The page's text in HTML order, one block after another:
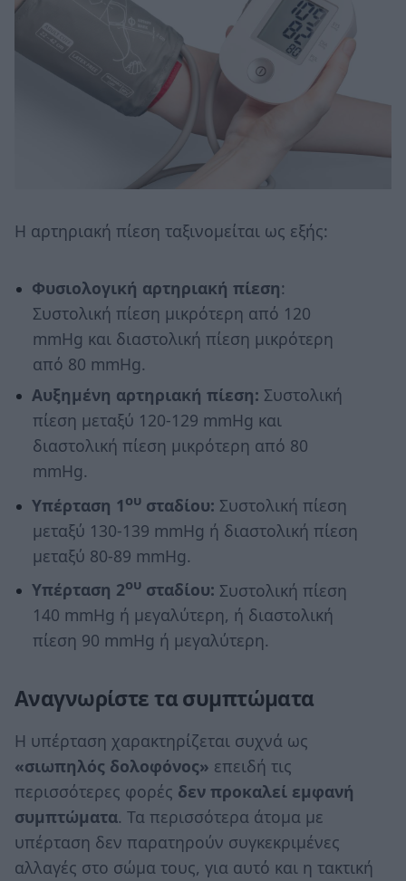
Η αρτηριακή πίεση ταξινομείται ως εξής:
Φυσιολογική αρτηριακή πίεση:
Συστολική πίεση μικρότερη από 120
mmHg και διαστολική πίεση μικρότερη
από 80 mmHg.
Αυξημένη αρτηριακή πίεση: Συστολική
πίεση μεταξύ 120-129 mmHg και
διαστολική πίεση μικρότερη από 80
mmHg.
Υπέρταση 1 ουσταδίου: Συστολική πίεση
μεταξύ 130-139 mmHg ή διαστολική πίεση
μεταξύ 80-89 mmHg.
Υπέρταση 2ουσταδίου: Συστολική πίεση
140 mmHg ή μεγαλύτερη, ή διαστολική
πίεση 90 mmHg ή μεγαλύτερη.
Αναγνωρίστε τα συμπτώματα
Η υπέρταση χαρακτηρίζεται συχνά ως
«σιωπηλός δολοφόνος» επειδή τις
περισσότερες φορές δεν προκαλεί εμφανή
συμπτώματα. Τα περισσότερα άτομα με
υπέρταση δεν παρατηρούν συγκεκριμένες
αλλαγές στο σώμα τους, για αυτό και η τακτική